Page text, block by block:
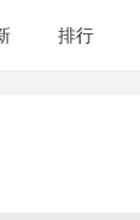
排行